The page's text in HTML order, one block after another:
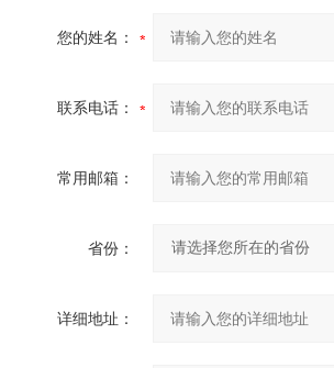
您的姓名：
联系电话：
常用邮箱：
省份：
详细地址：